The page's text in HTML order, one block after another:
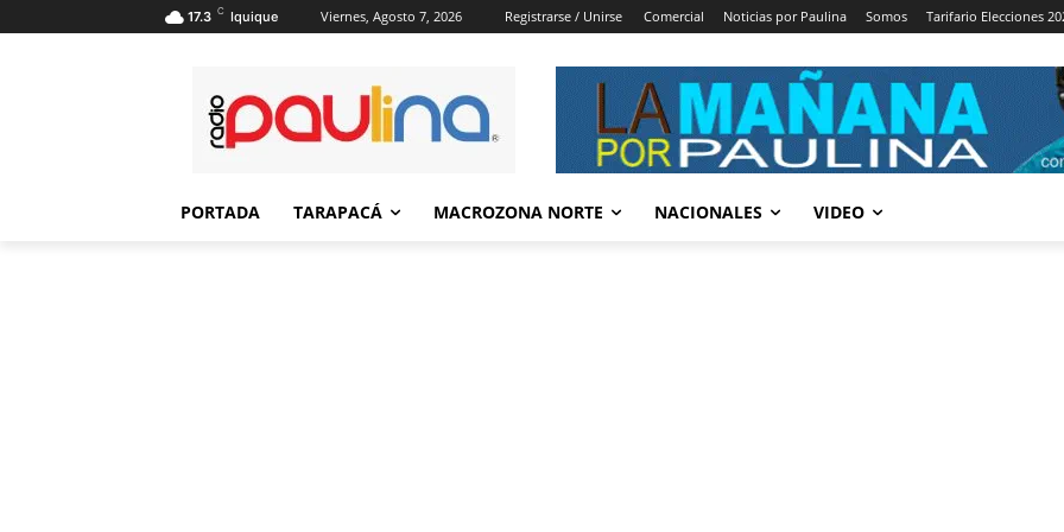
17.3 C Iquique Viernes, Agosto 7, 2026 Registrarse / Unirse Comercial Noticias por Paulina Somos Tarifario Elecciones
PORTADA TARAPACÁ MACROZONA NORTE NACIONALES VIDEO